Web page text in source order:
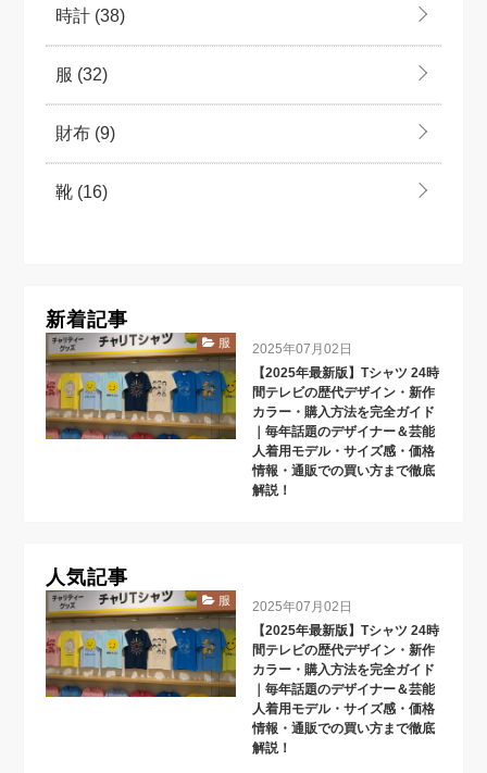
時計 (38)
服 (32)
財布 (9)
靴 (16)
新着記事
服
2025年07月02日
【2025年最新版】Tシャツ 24時
間テレビの歴代デザイン・新作
カラー・購入方法を完全ガイド
｜毎年話題のデザイナー＆芸能
人着用モデル・サイズ感・価格
情報・通販での買い方まで徹底
解説！
人気記事
服
2025年07月02日
【2025年最新版】Tシャツ 24時
間テレビの歴代デザイン・新作
カラー・購入方法を完全ガイド
｜毎年話題のデザイナー＆芸能
人着用モデル・サイズ感・価格
情報・通販での買い方まで徹底
解説！